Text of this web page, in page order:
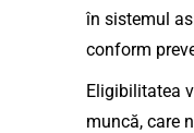
în sistemul
conform
Eligibilitatea
muncă, care